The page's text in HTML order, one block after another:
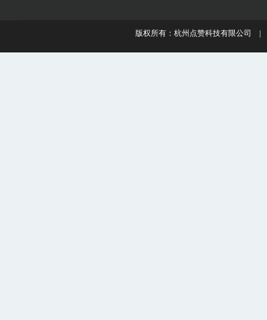
版权所有：杭州点赞科技有限公司